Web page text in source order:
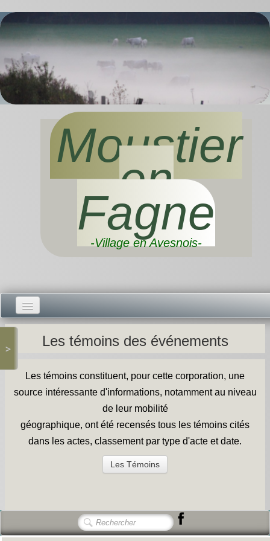
Moustier
en
Fagne
-Village en Avesnois-
Accueil -
Vie municipale -
Présentations -
Salle des Fêtes -
Blog Salle des Fêtes -
Comité des Fêtes -
Prieuré saint Dodon -
> Les témoins des événements
Les témoins constituent, pour cette corporation, une
source intéressante d'informations, notamment au niveau
de leur mobilité
géographique, ont été recensés tous les témoins cités
dans les actes, classement par type d'acte et date.
Les Témoins